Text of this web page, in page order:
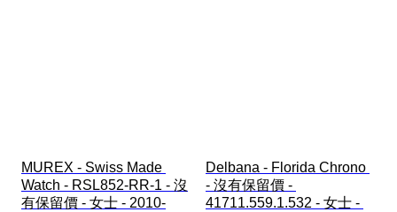
MUREX - Swiss Made
Watch - RSL852-RR-1 - 沒
有保留價 - 女士 - 2010-
Delbana - Florida Chrono
- 沒有保留價 -
41711.559.1.532 - 女士 -